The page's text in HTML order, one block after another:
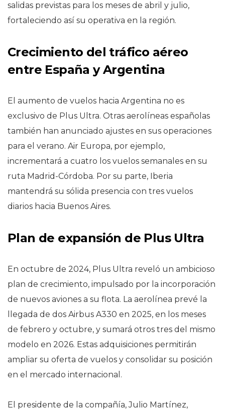
salidas previstas para los meses de abril y julio,
fortaleciendo así su operativa en la región.
Crecimiento del tráfico aéreo
entre España y Argentina
El aumento de vuelos hacia Argentina no es
exclusivo de Plus Ultra. Otras aerolíneas españolas
también han anunciado ajustes en sus operaciones
para el verano. Air Europa, por ejemplo,
incrementará a cuatro los vuelos semanales en su
ruta Madrid-Córdoba. Por su parte, Iberia
mantendrá su sólida presencia con tres vuelos
diarios hacia Buenos Aires.
Plan de expansión de Plus Ultra
En octubre de 2024, Plus Ultra reveló un ambicioso
plan de crecimiento, impulsado por la incorporación
de nuevos aviones a su flota. La aerolínea prevé la
llegada de dos Airbus A330 en 2025, en los meses
de febrero y octubre, y sumará otros tres del mismo
modelo en 2026. Estas adquisiciones permitirán
ampliar su oferta de vuelos y consolidar su posición
en el mercado internacional.
El presidente de la compañía, Julio Martínez,